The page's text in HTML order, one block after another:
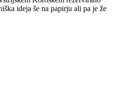
ideja še na papirju ali pa je že